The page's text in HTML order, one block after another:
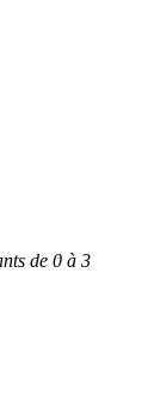
de 0 à 3